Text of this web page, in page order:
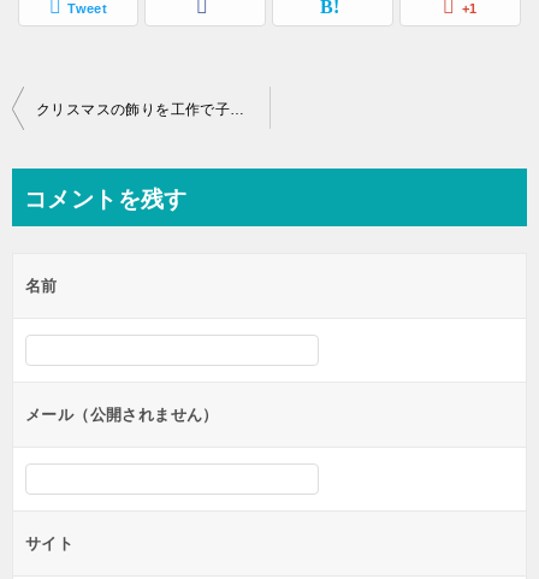
Tweet +1
投
ビ
ー
シ
ン
クリスマスの飾りを工作で子供ができる立体的なツリーをダウンロード
コメントを残す
名前
メール（公開されません）
サイト